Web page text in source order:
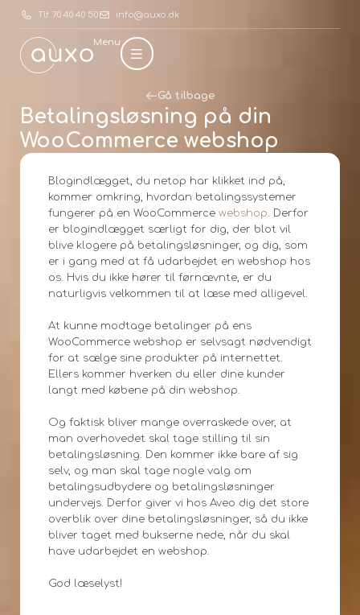
Tlf. 70 40 40 50 info@auxo.dk
Menu
Gå tilbage
Betalingsløsning på din
WooCommerce webshop
Blogindlægget, du netop har klikket ind på,
kommer omkring, hvordan betalingssystemer
fungerer på en WooCommerce webshop. Derfor
er blogindlægget særligt for dig, der blot vil
blive klogere på betalingsløsninger, og dig, som
er i gang med at få udarbejdet en webshop hos
os. Hvis du ikke hører til førnævnte, er du
naturligvis velkommen til at læse med alligevel.
At kunne modtage betalinger på ens
WooCommerce webshop er selvsagt nødvendigt
for at sælge sine produkter på internettet.
Ellers kommer hverken du eller dine kunder
langt med købene på din webshop.
Og faktisk bliver mange overraskede over, at
man overhovedet skal tage stilling til sin
betalingsløsning. Den kommer ikke bare af sig
selv, og man skal tage nogle valg om
betalingsudbydere og betalingsløsninger
undervejs. Derfor giver vi hos Aveo dig det store
overblik over dine betalingsløsninger, så du ikke
bliver taget med bukserne nede, når du skal
have udarbejdet en webshop.
God læselyst!